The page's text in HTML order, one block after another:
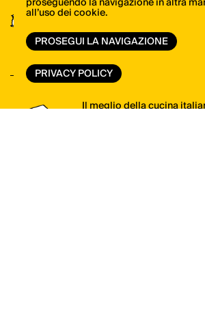
Scopri tutte le novità di
ItaliaSquisita
VAI ALLO SHOP
Il meglio della cucina
all’uso dei cookie.
PROSEGUI LA NAVIGAZIONE
PRIVACY POLICY